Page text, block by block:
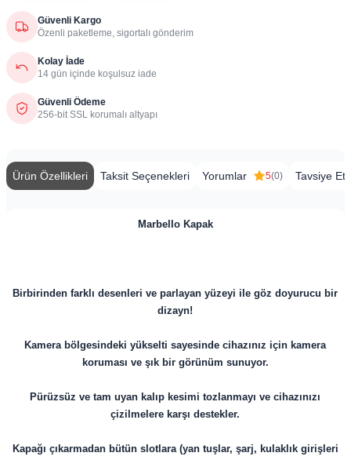
Güvenli Kargo
Özenli paketleme, sigortalı gönderim
Kolay İade
14 gün içinde koşulsuz iade
Güvenli Ödeme
256-bit SSL korumalı altyapı
Ürün Özellikleri Taksit Seçenekleri Yorumlar 5(0) Tavsiye Et
Marbello Kapak
Birbirinden farklı desenleri ve parlayan yüzeyi ile göz doyurucu bir
dizayn!
Kamera bölgesindeki yükselti sayesinde cihazınız için kamera
koruması ve şık bir görünüm sunuyor.
Pürüzsüz ve tam uyan kalıp kesimi tozlanmayı ve cihazınızı
çizilmelere karşı destekler.
Kapağı çıkarmadan bütün slotlara (yan tuşlar, şarj, kulaklık girişleri